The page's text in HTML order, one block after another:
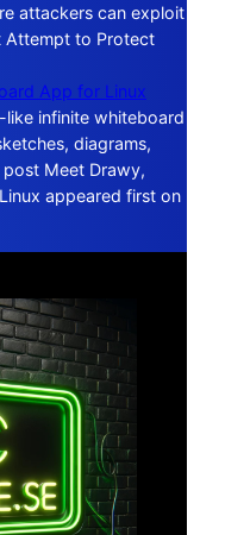
attackers can exploit
Attempt to Protect
App for Linux
like infinite whiteboard
diagrams,
Meet Drawy,
appeared first on